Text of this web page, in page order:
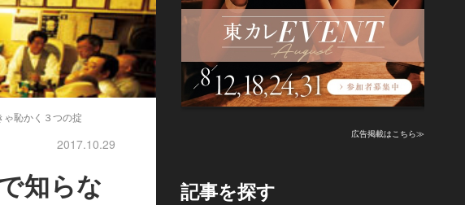
恥かく３つの掟
2017.10.29
知らな
広告掲載はこちら≫
記事を探す